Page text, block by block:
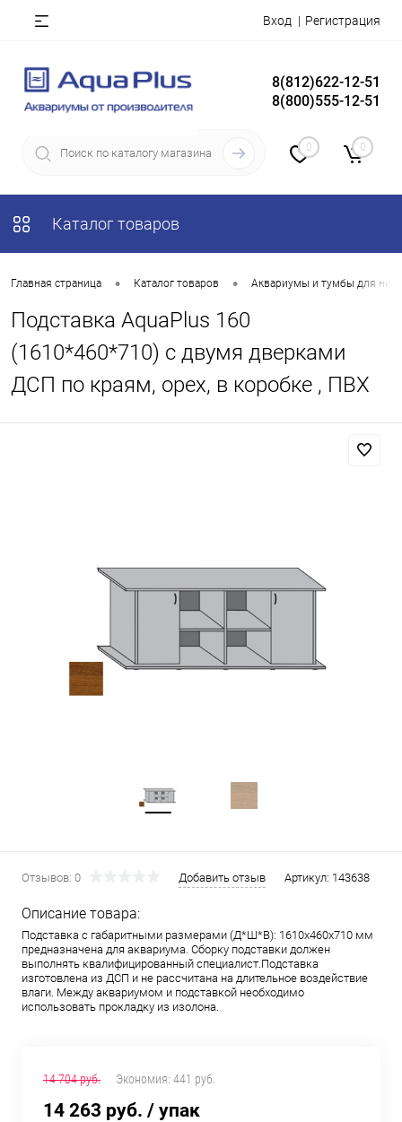
Вход Регистрация
8(812)622-12-51
8(800)555-12-51
0 0
Каталог товаров
Главная страница • Каталог товаров • Аквариумы и тумбы для них
Подставка AquaPlus 160
(1610*460*710) с двумя дверками
ДСП по краям, орех, в коробке , ПВХ
Отзывов: 0 Добавить отзыв Артикул: 143638
Описание товара:
Подставка с габаритными размерами (Д*Ш*В): 1610x460x710 мм
предназначена для аквариума. Сборку подставки должен
выполнять квалифицированный специалист.Подставка
изготовлена из ДСП и не рассчитана на длительное воздействие
влаги. Между аквариумом и подставкой необходимо
использовать прокладку из изолона.
14 704 руб. Экономия: 441 руб.
14 263 руб. / упак